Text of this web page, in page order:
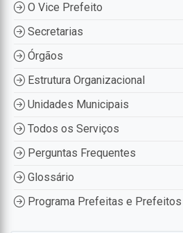
O Vice Prefeito
Secretarias
Órgãos
Estrutura Organizacional
Unidades Municipais
Todos os Serviços
Perguntas Frequentes
Glossário
Programa Prefeitas e Prefeitos